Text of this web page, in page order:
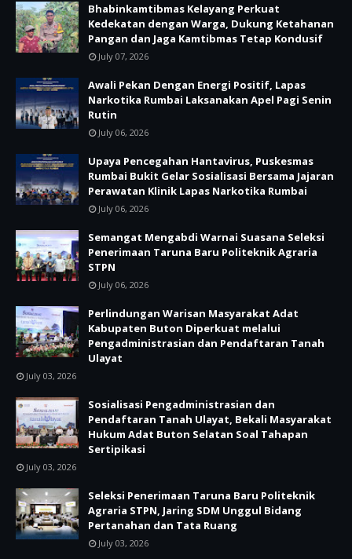
Bhabinkamtibmas Kelayang Perkuat
Kedekatan dengan Warga, Dukung Ketahanan
Pangan dan Jaga Kamtibmas Tetap Kondusif
July 07, 2026
Awali Pekan Dengan Energi Positif, Lapas
Narkotika Rumbai Laksanakan Apel Pagi Senin
Rutin
July 06, 2026
Upaya Pencegahan Hantavirus, Puskesmas
Rumbai Bukit Gelar Sosialisasi Bersama Jajaran
Perawatan Klinik Lapas Narkotika Rumbai
July 06, 2026
Semangat Mengabdi Warnai Suasana Seleksi
Penerimaan Taruna Baru Politeknik Agraria
STPN
July 06, 2026
Perlindungan Warisan Masyarakat Adat
Kabupaten Buton Diperkuat melalui
Pengadministrasian dan Pendaftaran Tanah
Ulayat
July 03, 2026
Sosialisasi Pengadministrasian dan
Pendaftaran Tanah Ulayat, Bekali Masyarakat
Hukum Adat Buton Selatan Soal Tahapan
Sertipikasi
July 03, 2026
Seleksi Penerimaan Taruna Baru Politeknik
Agraria STPN, Jaring SDM Unggul Bidang
Pertanahan dan Tata Ruang
July 03, 2026